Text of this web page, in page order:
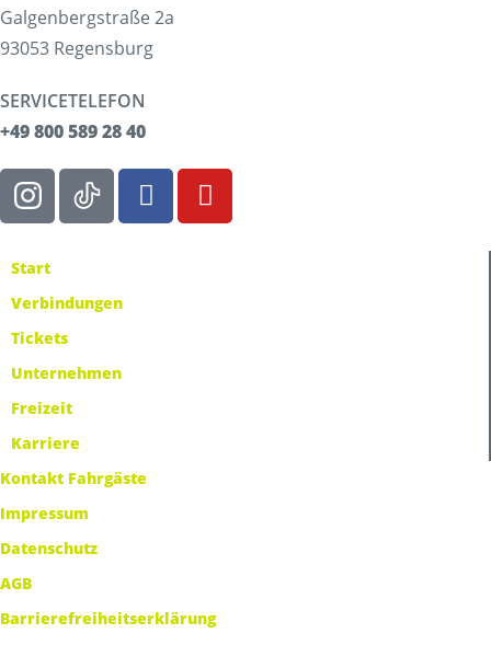
Galgenbergstraße 2a
93053 Regensburg
SERVICETELEFON
+49 800 589 28 40
Start
Verbindungen
Tickets
Unternehmen
Freizeit
Karriere
Kontakt Fahrgäste
Impressum
Datenschutz
AGB
Barrierefreiheitserklärung